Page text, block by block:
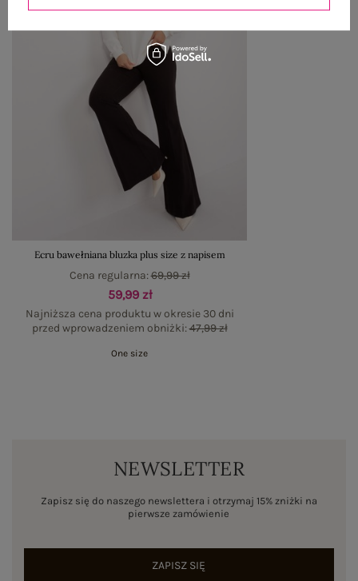
Ecru bawełniana bluzka plus size z napisem
59,99 zł
Najniższa cena produktu w okresie 30 dni
przed wprowadzeniem obniżki:47,99 zł
Cena regularna:69,99 zł
One size
NEWSLETTER
Zapisz się do naszego newslettera i otrzymaj 15% zniżki na
pierwsze zamówienie
ZAPISZ SIĘ